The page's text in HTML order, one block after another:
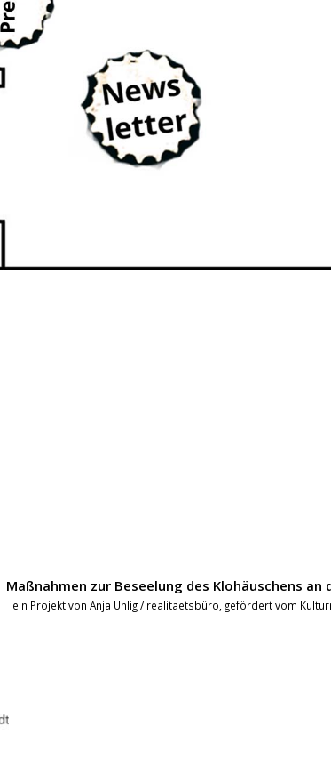
Maßnahmen zur Beseelung des Klohäuschens
ein Projekt von Anja Uhlig / realitaetsbüro, gefördert vom